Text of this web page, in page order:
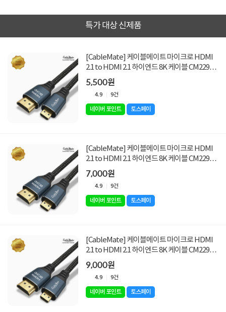
특가 대상 신제품
[CableMate] 케이블메이트 마이크로 HDMI
2.1 to HDMI 2.1 하이엔드 8K 케이블 CM2295 /
CM-H8KD01 [1M]
5,500원
4.9 9건
네이버 포인트 토스페이
[CableMate] 케이블메이트 마이크로 HDMI
2.1 to HDMI 2.1 하이엔드 8K 케이블 CM2296 /
CM-H8KD02 [2M]
7,000원
4.9 9건
네이버 포인트 토스페이
[CableMate] 케이블메이트 마이크로 HDMI
2.1 to HDMI 2.1 하이엔드 8K 케이블 CM2297 /
CM-H8KD03 [3M]
9,000원
4.9 9건
네이버 포인트 토스페이